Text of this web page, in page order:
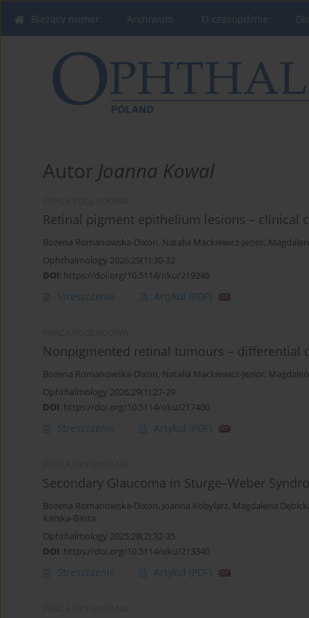
Bieżący numer Archiwum O czasopiśmie
Autor Joanna Kowal
Retinal pigment epithelium lesions – clinical
Bożena Romanowska-Dixon, Natalia Mackiewicz-Jezior,
Ophthalmology 2026;29(1):30-32
DOI: https://doi.org/10.5114/oku/219246
Streszczenie Artykuł (PDF)
Nonpigmented retinal tumours – differential
Bożena Romanowska-Dixon, Natalia Mackiewicz-Jezior,
Ophthalmology 2026;29(1):27-29
DOI: https://doi.org/10.5114/oku/217400
Streszczenie Artykuł (PDF)
Secondary Glaucoma in Sturge–Weber
Bożena Romanowska-Dixon, Joanna Kobylarz, Magdalena
Karska-Basta
Ophthalmology 2025;28(2):32-35
DOI: https://doi.org/10.5114/oku/213340
Streszczenie Artykuł (PDF)